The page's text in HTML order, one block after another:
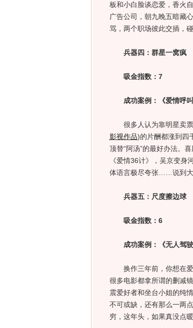
板和小白脸谈恋爱，香火
广告公司，朝九晚五暗藏
骂，两个职场彼此交插，
兵器四：群星一窝疯
吸金指数：7
成功案例：《爱情呼叫
很多人认为靠明星卖票
影视作品)的片酬都涨到四
顶替“阿汤”的最好办法。
《爱情36计》，吴京变身
体语言极尽夸张……说到大
兵器五：尺度擦边球
吸金指数：6
成功案例：《无人驾驶
换作三年前，你想在爱
很多电影都拿所谓的删减
震爱好者和坐台小姐的纯
不可或缺，还有那么一两
穷，这年头，如果真没点